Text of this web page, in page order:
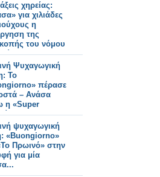
χηρείας:
για χιλιάδες
η
της
του νόμου
–
Ψυχαγωγική
Το
πέρασε
– Ανάσα
η «Super
ψυχαγωγική
«Buongiorno»
Πρωινό» στην
για μία